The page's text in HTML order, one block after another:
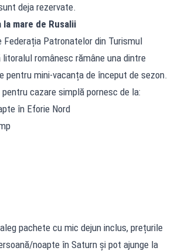
deja rezervate.
mare de Rusalii
Federația Patronatelor din Turismul
litoralul românesc rămâne una dintre
pentru mini-vacanța de început de sezon.
cazare simplă pornesc de la:
în Eforie Nord
pachete cu mic dejun inclus, prețurile
noapte în Saturn și pot ajunge la